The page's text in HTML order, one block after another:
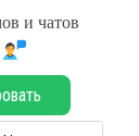
и чатов